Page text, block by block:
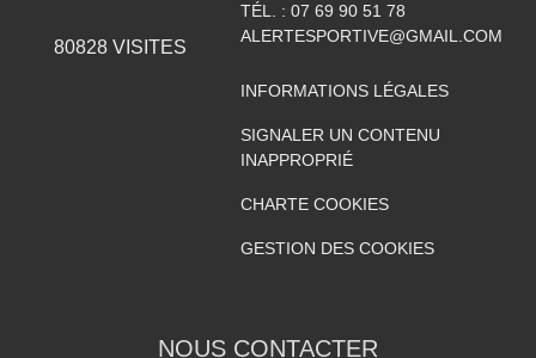
80828VISITES
TÉL. : 07 69 90 51 78
ALERTESPORTIVE@GMAIL.COM
INFORMATIONS LÉGALES
SIGNALER UN CONTENU
INAPPROPRIÉ
CHARTE COOKIES
GESTION DES COOKIES
NOUS CONTACTER